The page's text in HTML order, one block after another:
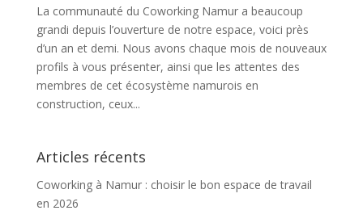
La communauté du Coworking Namur a beaucoup
grandi depuis l’ouverture de notre espace, voici près
d’un an et demi. Nous avons chaque mois de nouveaux
profils à vous présenter, ainsi que les attentes des
membres de cet écosystème namurois en
construction, ceux...
Articles récents
Coworking à Namur : choisir le bon espace de travail
en 2026